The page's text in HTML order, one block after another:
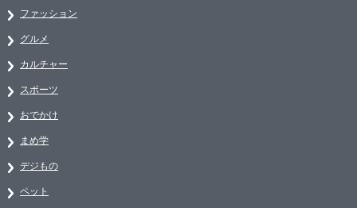
ファッション
グルメ
カルチャー
スポーツ
おでかけ
まめ学
デジもの
ペット